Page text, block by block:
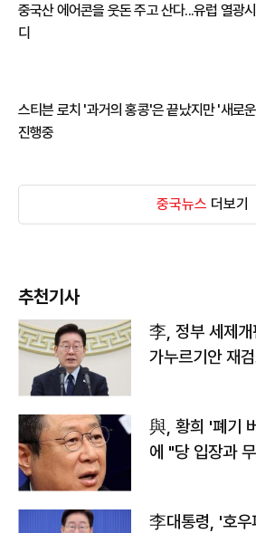
중국산 에어콘을 웃돈 주고 산다...유럽 열광
디
스티븐 로치 '과거의 홍콩'은 끝났지만 '새로
진행중
중국뉴스 더보기
추천기사
李, 정부 세제
가누르기안 재
與, 황희 '폐기
에 "당 입장과
李대통령, '호우